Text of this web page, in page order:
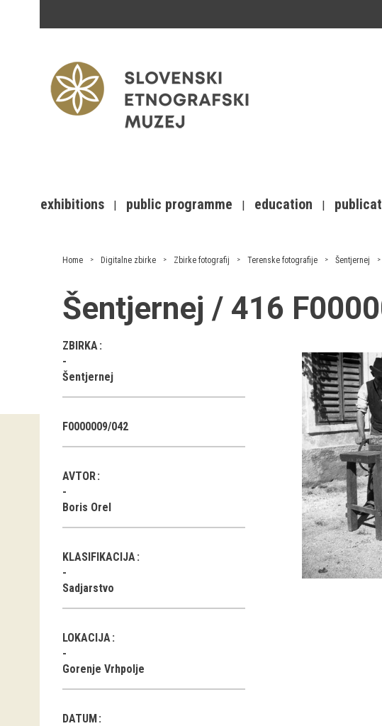
exhibitions public programme education
Home Digitalne zbirke Zbirke fotografij Terenske fotografije Šentjernej
Šentjernej / 416
ZBIRKA
Šentjernej
F0000009/042
AVTOR
Boris Orel
KLASIFIKACIJA
Sadjarstvo
LOKACIJA
Gorenje Vrhpolje
DATUM